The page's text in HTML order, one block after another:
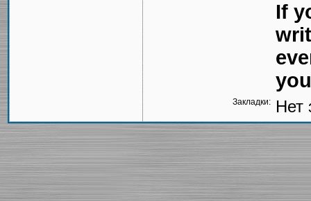
If
Закладки: Нет